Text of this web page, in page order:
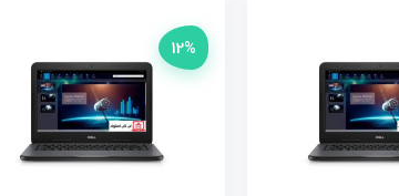
12%